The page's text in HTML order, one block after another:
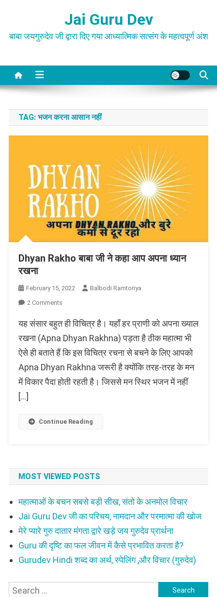
content
Jai Guru Dev
बाबा जयगुरुदेव जी द्वारा दिए गया आध्यात्मिक सत्संग के महत्वपूर्ण अंश
TAG: भजन करना आसान नहीं
Dhyan Rakho बाबा जी ने कहा आप अपना ध्यान
रखना
February 15, 2022
Balbodi Ramtoriya
2 CommentsOn
Rakho
बाबा
ने
कहा
आप
अपना
यह संसार बहुत ही विचित्र है। यहाँ हर प्राणी को अपना ख्याल
रखना (Apna Dhyan Rakhna) पड़ता है ठीक महात्मा भी
ऐसे ही बताते हैं कि इस विचित्र रचना से बचने के लिए आपको
Apna Dhyan Rakhna जरूरी है क्योंकि तरह-तरह के मन
में विकार पैदा होती रहती है। जिससे मन स्थिर भजन में नहीं
[…]
Continue Reading
MOST VIEWED POSTS
महात्माओं के बचन सबसे बड़ी सीख, संतो के अनमोल विचार
Jai Guru Dev जी का परिचय, नामदान और परमात्मा की खोज
मेरे प्यारे गुरु दातार मंगता द्वारे खड़े जय गुरुदेव प्रार्थना
Guru की दृष्टि का फल जीवन में कैसे प्रभावित करता है?
Gurudev Hindi शब्द का अर्थ, स्पेलिंग ,और विचार (गुरुदेव)
Search